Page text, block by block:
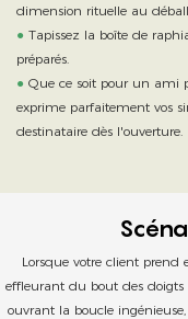
dimension rituelle au
● Tapissez la boîte de
préparés.
● Que ce soit pour un ami
exprime parfaitement vos
destinataire dès l'ouverture.
Lorsque votre client
effleurant du bout des
ouvrant la boucle